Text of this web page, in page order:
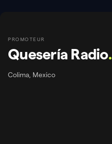
PROMOTEUR
Quesería Radio.
Colima, Mexico